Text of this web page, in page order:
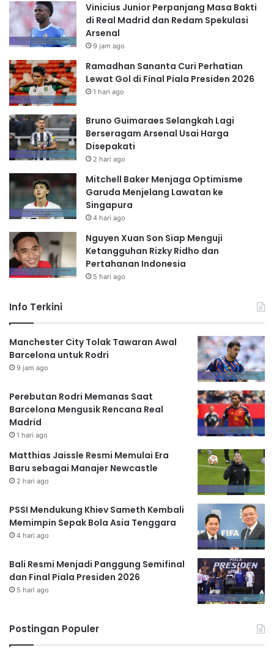
Vinicius Junior Perpanjang Masa Bakti
di Real Madrid dan Redam Spekulasi
Arsenal
9 jam ago
Ramadhan Sananta Curi Perhatian
Lewat Gol di Final Piala Presiden 2026
1 hari ago
Bruno Guimaraes Selangkah Lagi
Berseragam Arsenal Usai Harga
Disepakati
2 hari ago
Mitchell Baker Menjaga Optimisme
Garuda Menjelang Lawatan ke
Singapura
4 hari ago
Nguyen Xuan Son Siap Menguji
Ketangguhan Rizky Ridho dan
Pertahanan Indonesia
5 hari ago
Info Terkini
Manchester City Tolak Tawaran Awal
Barcelona untuk Rodri
9 jam ago
Perebutan Rodri Memanas Saat
Barcelona Mengusik Rencana Real
Madrid
1 hari ago
Matthias Jaissle Resmi Memulai Era
Baru sebagai Manajer Newcastle
2 hari ago
PSSI Mendukung Khiev Sameth Kembali
Memimpin Sepak Bola Asia Tenggara
4 hari ago
Bali Resmi Menjadi Panggung Semifinal
dan Final Piala Presiden 2026
5 hari ago
Postingan Populer